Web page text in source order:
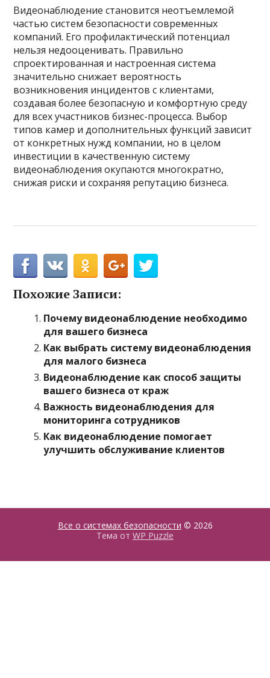
Видеонаблюдение становится неотъемлемой
частью систем безопасности современных
компаний. Его профилактический потенциал
нельзя недооценивать. Правильно
спроектированная и настроенная система
значительно снижает вероятность
возникновения инцидентов с клиентами,
создавая более безопасную и комфортную среду
для всех участников бизнес-процесса. Выбор
типов камер и дополнительных функций зависит
от конкретных нужд компании, но в целом
инвестиции в качественную систему
видеонаблюдения окупаются многократно,
снижая риски и сохраняя репутацию бизнеса.
Похожие Записи:
Почему видеонаблюдение необходимо
для вашего бизнеса
Как выбрать систему видеонаблюдения
для малого бизнеса
Видеонаблюдение как способ защиты
вашего бизнеса от краж
Важность видеонаблюдения для
мониторинга сотрудников
Как видеонаблюдение помогает
улучшить обслуживание клиентов
Все о системах безопасности © 2026
Тема от WP Puzzle